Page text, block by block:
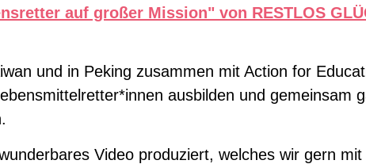
und in Peking zusammen mit Action for
ausbilden und gemeinsam
Video produziert, welches wir gern mit